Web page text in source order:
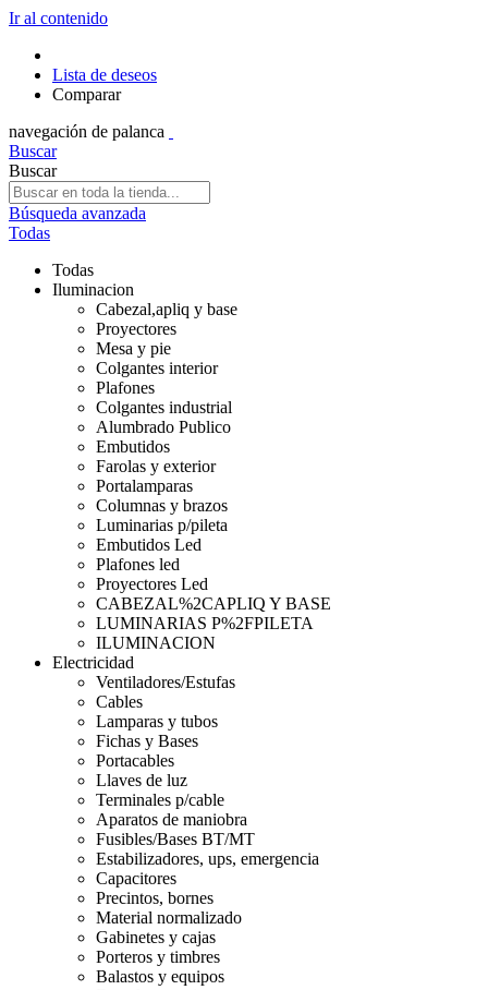
Ir al contenido
Lista de deseos
Comparar
navegación de palanca
Buscar
Buscar
Búsqueda avanzada
Todas
Todas
Iluminacion
Cabezal,apliq y base
Proyectores
Mesa y pie
Colgantes interior
Plafones
Colgantes industrial
Alumbrado Publico
Embutidos
Farolas y exterior
Portalamparas
Columnas y brazos
Luminarias p/pileta
Embutidos Led
Plafones led
Proyectores Led
CABEZAL%2CAPLIQ Y BASE
LUMINARIAS P%2FPILETA
ILUMINACION
Electricidad
Ventiladores/Estufas
Cables
Lamparas y tubos
Fichas y Bases
Portacables
Llaves de luz
Terminales p/cable
Aparatos de maniobra
Fusibles/Bases BT/MT
Estabilizadores, ups, emergencia
Capacitores
Precintos, bornes
Material normalizado
Gabinetes y cajas
Porteros y timbres
Balastos y equipos